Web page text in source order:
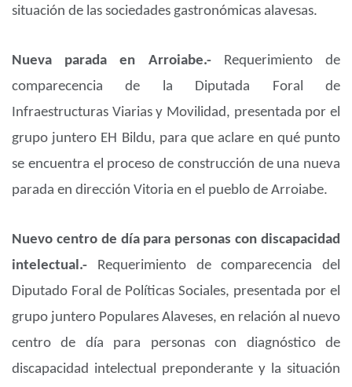
situación de las sociedades gastronómicas alavesas.
Nueva parada en Arroiabe.- Requerimiento de
comparecencia de la Diputada Foral de
Infraestructuras Viarias y Movilidad, presentada por el
grupo juntero EH Bildu, para que aclare en qué punto
se encuentra el proceso de construcción de una nueva
parada en dirección Vitoria en el pueblo de Arroiabe.
Nuevo centro de día para personas con discapacidad
intelectual.- Requerimiento de comparecencia del
Diputado Foral de Políticas Sociales, presentada por el
grupo juntero Populares Alaveses, en relación al nuevo
centro de día para personas con diagnóstico de
discapacidad intelectual preponderante y la situación